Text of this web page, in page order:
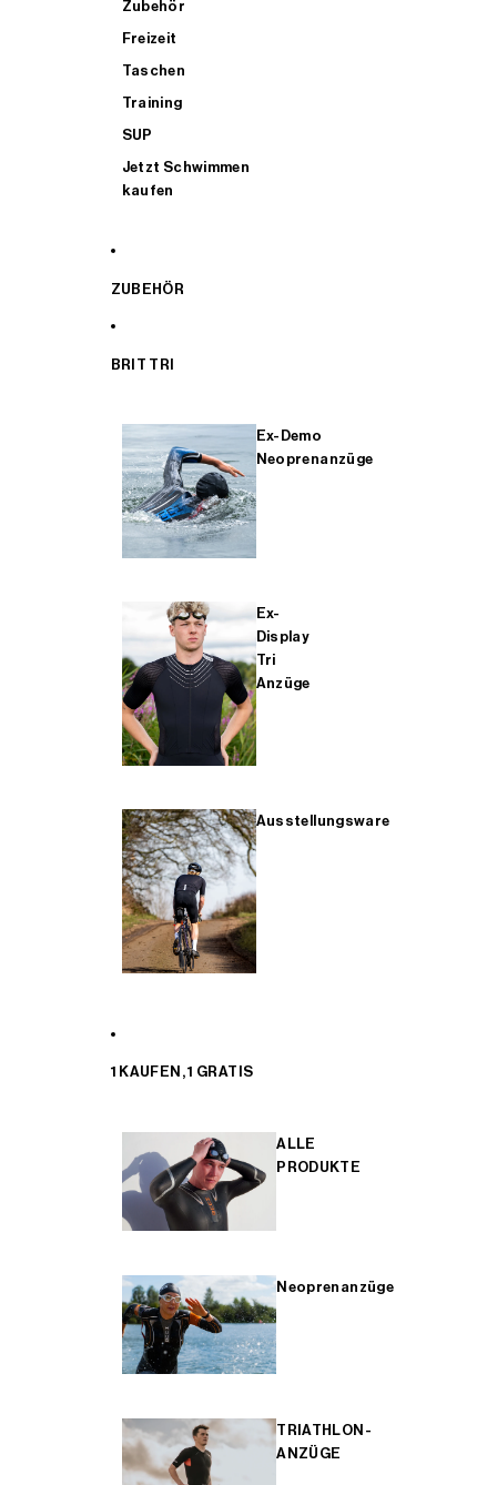
Zubehör
Freizeit
Taschen
Training
SUP
Jetzt Schwimmen
kaufen
ZUBEHÖR
BRIT TRI
Ex-Demo
Neoprenanzüge
Ex-
Display
Tri
Anzüge
Ausstellungsware
1 KAUFEN, 1 GRATIS
ALLE
PRODUKTE
Neoprenanzüge
TRIATHLON-
ANZÜGE